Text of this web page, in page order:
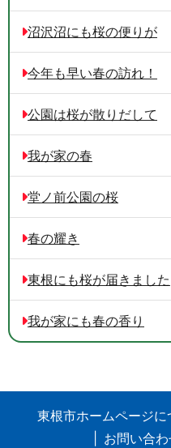
沼沢沼にも桜の便りが
今年も早い春の訪れ！
公園は桜が散りだして
我が家の春
堂ノ前公園の桜
春の耀き
東根にも桜が届きました
我が家にも春の香り
東根市ホームページに
お問い合